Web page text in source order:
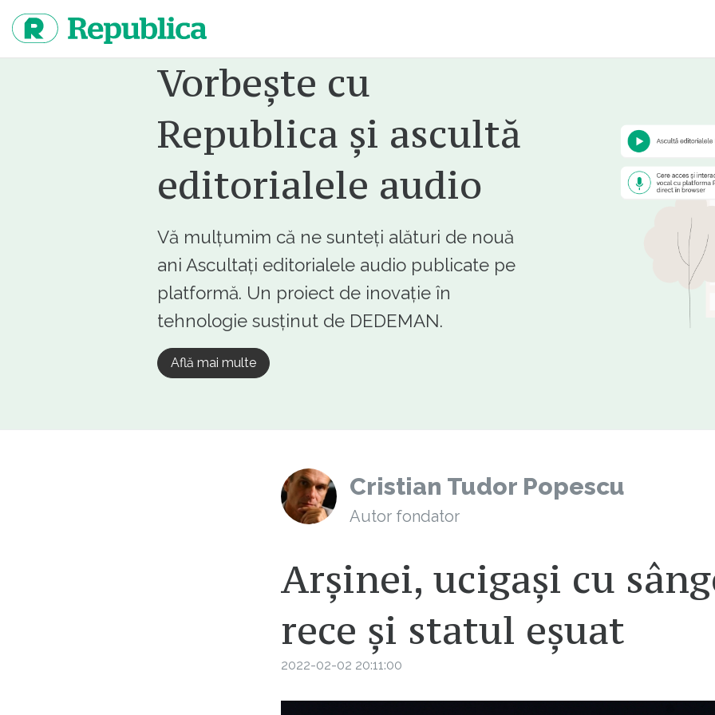
continut
Vorbește cu
Republica și ascultă
editorialele audio
Vă mulțumim că ne sunteți alături de nouă
ani Ascultați editorialele audio publicate pe
platformă. Un proiect de inovație în
tehnologie susținut de DEDEMAN.
Află mai multe
Cristian Tudor Popescu
Autor fondator
Arșinei, ucigași cu
rece și statul eșuat
2022-02-02 20:11:00